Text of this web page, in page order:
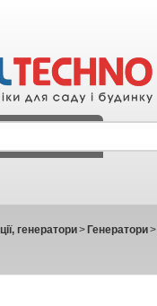
генератори Генератори
> >